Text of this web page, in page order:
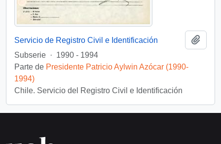
Servicio de Registro Civil e Identificación
Subserie · 1990 - 1994
Parte de Presidente Patricio Aylwin Azócar (1990-
1994)
Chile. Servicio del Registro Civil e Identificación